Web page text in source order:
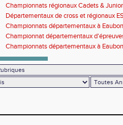
Championnats régionaux Cadets &
performances avant le Meeting de Paris
Départementaux de cross et régionaux
Championnats départementaux à
Championnat départementaux
Championnats départementaux à